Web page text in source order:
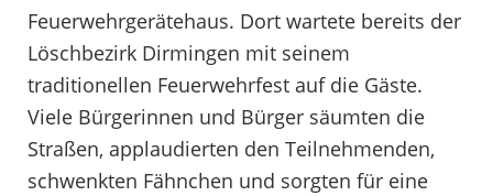
Feuerwehrgerätehaus. Dort wartete bereits der
Löschbezirk Dirmingen mit seinem
traditionellen Feuerwehrfest auf die Gäste.
Viele Bürgerinnen und Bürger säumten die
Straßen, applaudierten den Teilnehmenden,
schwenkten Fähnchen und sorgten für eine